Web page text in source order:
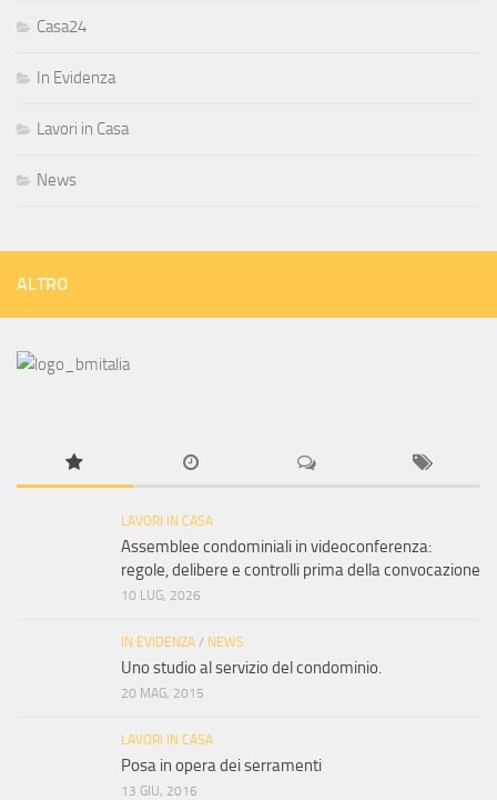
Casa24
In Evidenza
Lavori in Casa
News
ALTRO
LAVORI IN CASA
Assemblee condominiali in videoconferenza:
regole, delibere e controlli prima della convocazione
10 LUG, 2026
IN EVIDENZA / NEWS
Uno studio al servizio del condominio.
20 MAG, 2015
LAVORI IN CASA
Posa in opera dei serramenti
13 GIU, 2016